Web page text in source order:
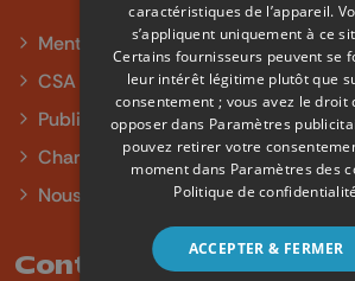
Mentions légales
CSA
Publicité
Charte sur l'égalité et la diversité
Nous contacter
Contact
caractéristiques de l’appareil.
s’appliquent uniquement à ce
Certains fournisseurs peuvent se
leur intérêt légitime plutôt que
consentement ; vous avez le droit
opposer dans Paramètres
pouvez retirer votre
moment dans Paramètres des
Politique de confidentialité
ACCEPTER & FERMER